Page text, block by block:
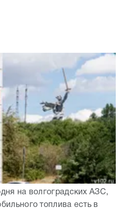
на волгоградских АЗС,
топлива есть в